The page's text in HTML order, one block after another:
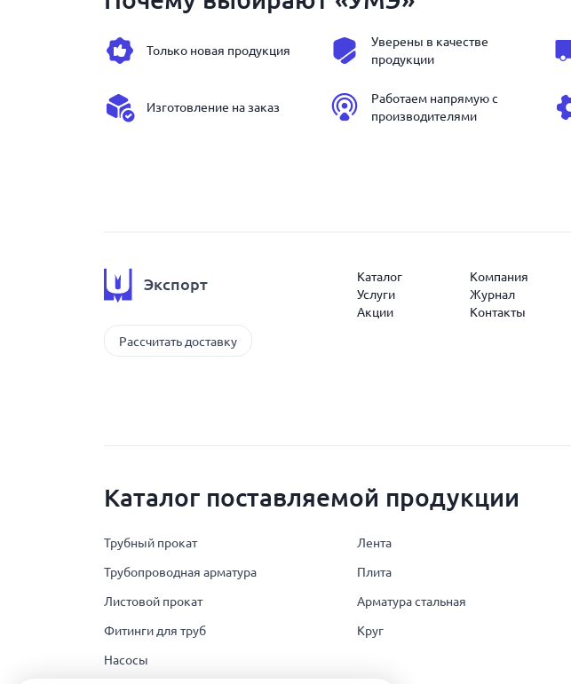
Только новая продукция
Уверены в качестве
продукции
Изготовление на заказ
Работаем напрямую с
производителями
Экспорт
Рассчитать доставку
Каталог
Компания
Услуги
Журнал
Акции
Контакты
Каталог поставляемой продукции
Трубный прокат
Трубопроводная арматура
Листовой прокат
Фитинги для труб
Лента
Плита
Арматура стальная
Круг
Насосы